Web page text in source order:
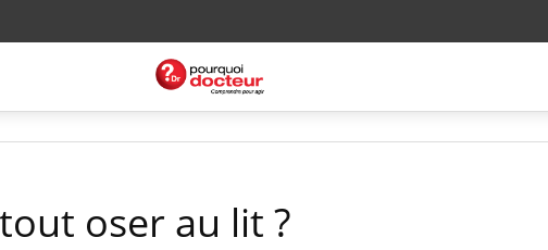
oser au lit ?